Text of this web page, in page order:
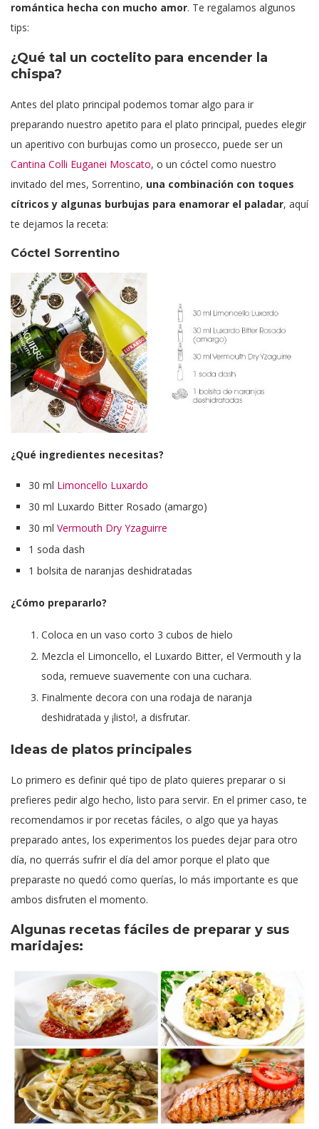
romántica hecha con mucho amor. Te regalamos algunos
tips:
¿Qué tal un coctelito para encender la
chispa?
Antes del plato principal podemos tomar algo para ir
preparando nuestro apetito para el plato principal, puedes elegir
un aperitivo con burbujas como un prosecco, puede ser un
Cantina Colli Euganei Moscato, o un cóctel como nuestro
invitado del mes, Sorrentino, una combinación con toques
cítricos y algunas burbujas para enamorar el paladar, aquí
te dejamos la receta:
Cóctel Sorrentino
¿Qué ingredientes necesitas?
30 ml Limoncello Luxardo
30 ml Luxardo Bitter Rosado (amargo)
30 ml Vermouth Dry Yzaguirre
1 soda dash
1 bolsita de naranjas deshidratadas
¿Cómo prepararlo?
Coloca en un vaso corto 3 cubos de hielo
Mezcla el Limoncello, el Luxardo Bitter, el Vermouth y la
soda, remueve suavemente con una cuchara.
Finalmente decora con una rodaja de naranja
deshidratada y ¡listo!, a disfrutar.
Ideas de platos principales
Lo primero es definir qué tipo de plato quieres preparar o si
prefieres pedir algo hecho, listo para servir. En el primer caso, te
recomendamos ir por recetas fáciles, o algo que ya hayas
preparado antes, los experimentos los puedes dejar para otro
día, no querrás sufrir el día del amor porque el plato que
preparaste no quedó como querías, lo más importante es que
ambos disfruten el momento.
Algunas recetas fáciles de preparar y sus
maridajes: